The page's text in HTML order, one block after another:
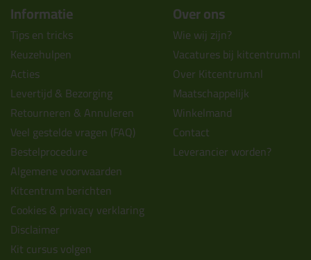
Informatie
Tips en tricks
Keuzehulpen
Acties
Levertijd & Bezorging
Retourneren & Annuleren
Veel gestelde vragen (FAQ)
Bestelprocedure
Algemene voorwaarden
Kitcentrum berichten
Cookies & privacy verklaring
Disclaimer
Kit cursus volgen
Over ons
Wie wij zijn?
Vacatures bij kitcentrum.nl
Over Kitcentrum.nl
Maatschappelijk
Winkelmand
Contact
Leverancier worden?